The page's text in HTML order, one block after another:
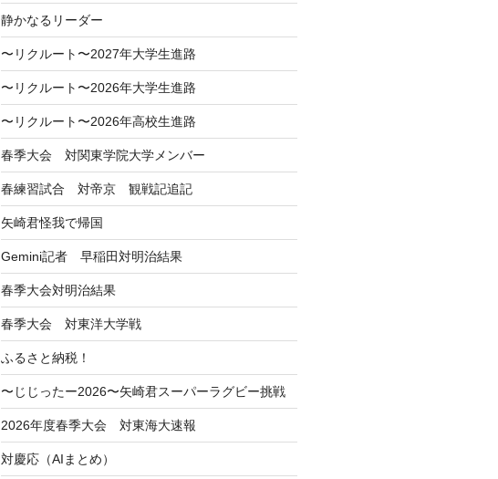
静かなるリーダー
〜リクルート〜2027年大学生進路
〜リクルート〜2026年大学生進路
〜リクルート〜2026年高校生進路
春季大会 対関東学院大学メンバー
春練習試合 対帝京 観戦記追記
矢崎君怪我で帰国
Gemini記者 早稲田対明治結果
春季大会対明治結果
春季大会 対東洋大学戦
ふるさと納税！
〜じじったー2026〜矢崎君スーパーラグビー挑戦
2026年度春季大会 対東海大速報
対慶応（AIまとめ）